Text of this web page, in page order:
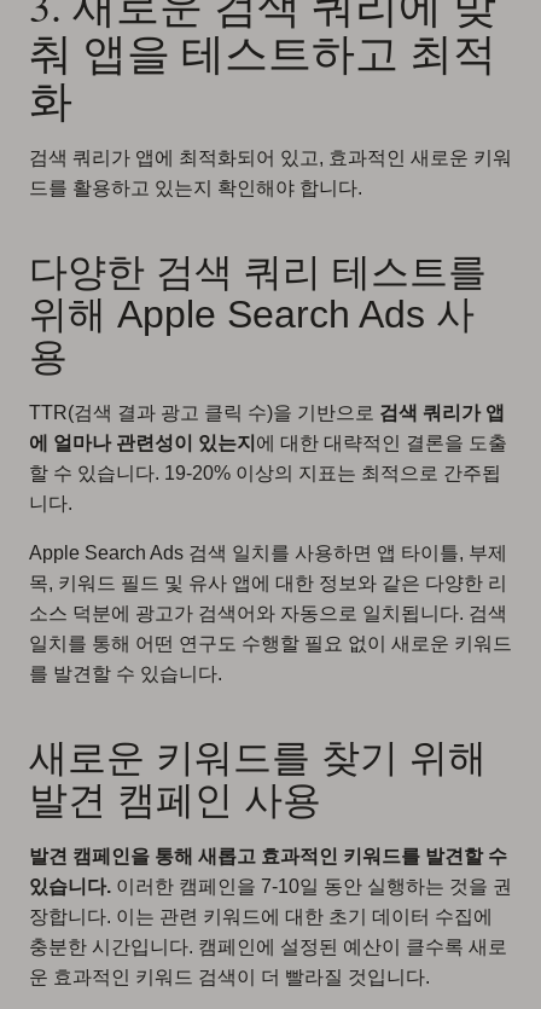
춰 앱을 테스트하고 최적
화
검색 쿼리가 앱에 최적화되어 있고, 효과적인 새로운 키워
드를 활용하고 있는지 확인해야 합니다.
다양한 검색 쿼리 테스트를
위해 Apple Search Ads 사
용
TTR(검색 결과 광고 클릭 수)을 기반으로 검색 쿼리가 앱
에 얼마나 관련성이 있는지 에 대한 대략적인 결론을 도출
할 수 있습니다. 19-20% 이상의 지표는 최적으로 간주됩
니다.
Apple Search Ads 검색 일치를 사용하면 앱 타이틀, 부제
목, 키워드 필드 및 유사 앱에 대한 정보와 같은 다양한 리
소스 덕분에 광고가 검색어와 자동으로 일치됩니다. 검색
일치를 통해 어떤 연구도 수행할 필요 없이 새로운 키워드
를 발견할 수 있습니다.
새로운 키워드를 찾기 위해
발견 캠페인 사용
발견 캠페인을 통해 새롭고 효과적인 키워드를 발견할 수
있습니다. 이러한 캠페인을 7-10일 동안 실행하는 것을 권
장합니다. 이는 관련 키워드에 대한 초기 데이터 수집에
충분한 시간입니다. 캠페인에 설정된 예산이 클수록 새로
운 효과적인 키워드 검색이 더 빨라질 것입니다.